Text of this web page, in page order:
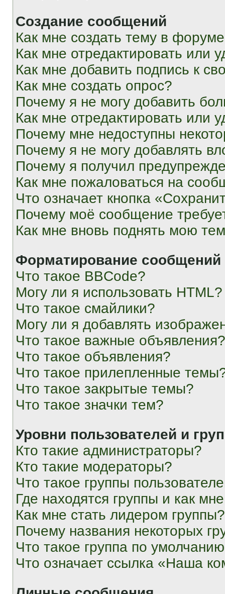
Создание сообщений
Как мне создать тему в
Как мне отредактировать или
Как мне добавить подпись к
Как мне создать опрос?
Почему я не могу добавить
Как мне отредактировать или
Почему мне недоступны
Почему я не могу добавлять
Почему я получил
Как мне пожаловаться на
Что означает кнопка
Почему моё сообщение
Как мне вновь поднять мою
Форматирование
Что такое BBCode?
Могу ли я использовать HTML?
Что такое смайлики?
Могу ли я добавлять
Что такое важные объявления?
Что такое объявления?
Что такое прилепленные
Что такое закрытые темы?
Что такое значки тем?
Уровни пользователей и
Кто такие администраторы?
Кто такие модераторы?
Что такое группы
Где находятся группы и как
Как мне стать лидером группы?
Почему названия некоторых
Что такое группа по
Что означает ссылка «Наша